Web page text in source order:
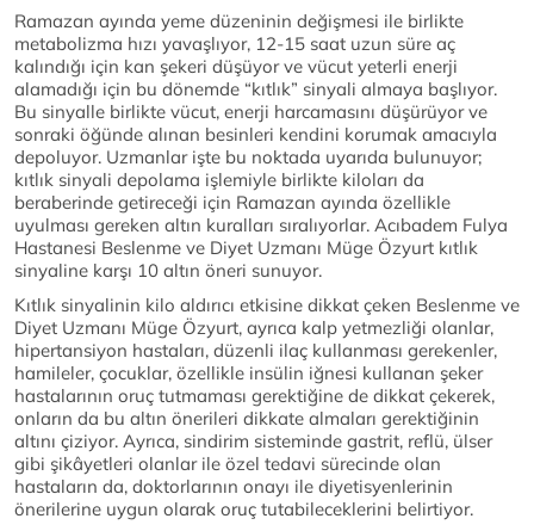
Ramazan ayında yeme düzeninin değişmesi ile birlikte
metabolizma hızı yavaşlıyor, 12-15 saat uzun süre aç
kalındığı için kan şekeri düşüyor ve vücut yeterli enerji
alamadığı için bu dönemde “kıtlık” sinyali almaya başlıyor.
Bu sinyalle birlikte vücut, enerji harcamasını düşürüyor ve
sonraki öğünde alınan besinleri kendini korumak amacıyla
depoluyor. Uzmanlar işte bu noktada uyarıda bulunuyor;
kıtlık sinyali depolama işlemiyle birlikte kiloları da
beraberinde getireceği için Ramazan ayında özellikle
uyulması gereken altın kuralları sıralıyorlar. Acıbadem Fulya
Hastanesi Beslenme ve Diyet Uzmanı Müge Özyurt kıtlık
sinyaline karşı 10 altın öneri sunuyor.
Kıtlık sinyalinin kilo aldırıcı etkisine dikkat çeken Beslenme ve
Diyet Uzmanı Müge Özyurt, ayrıca kalp yetmezliği olanlar,
hipertansiyon hastaları, düzenli ilaç kullanması gerekenler,
hamileler, çocuklar, özellikle insülin iğnesi kullanan şeker
hastalarının oruç tutmaması gerektiğine de dikkat çekerek,
onların da bu altın önerileri dikkate almaları gerektiğinin
altını çiziyor. Ayrıca, sindirim sisteminde gastrit, reflü, ülser
gibi şikâyetleri olanlar ile özel tedavi sürecinde olan
hastaların da, doktorlarının onayı ile diyetisyenlerinin
önerilerine uygun olarak oruç tutabileceklerini belirtiyor.